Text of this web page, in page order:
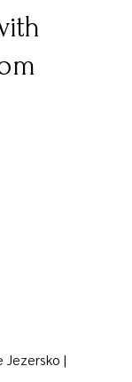
Jezersko |